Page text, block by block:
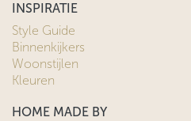
INSPIRATIE
Style Guide
Binnenkijkers
Woonstijlen
Kleuren
HOME MADE BY